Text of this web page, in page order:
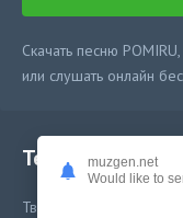
Скачать песню
или слушать онлайн
Текст песни
Твоя подруга говорят
muzgen.net
Would like to